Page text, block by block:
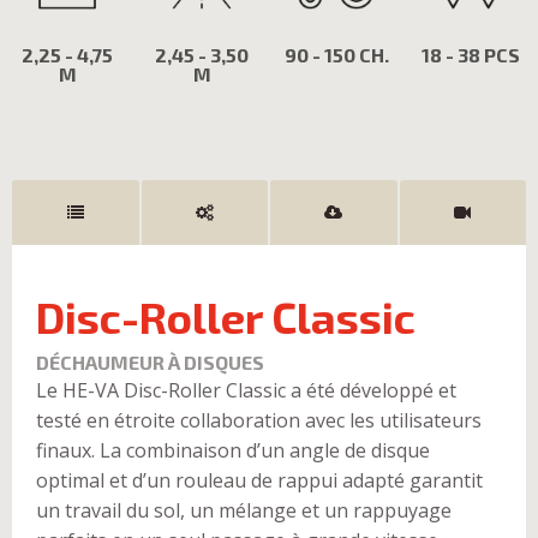
2,25 - 4,75
M
2,45 - 3,50
M
90 - 150 CH. 18 - 38 PCS
Disc-Roller Classic
DÉCHAUMEUR À DISQUES
Le HE-VA Disc-Roller Classic a été développé et
testé en étroite collaboration avec les utilisateurs
finaux. La combinaison d’un angle de disque
optimal et d’un rouleau de rappui adapté garantit
un travail du sol, un mélange et un rappuyage